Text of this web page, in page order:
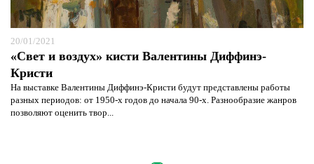
20/01/2021
«Свет и воздух» кисти Валентины Диффинэ-
Кристи
На выставке Валентины Диффинэ-Кристи будут представлены работы
разных периодов: от 1950-х годов до начала 90-х. Разнообразие жанров
позволяют оценить твор...